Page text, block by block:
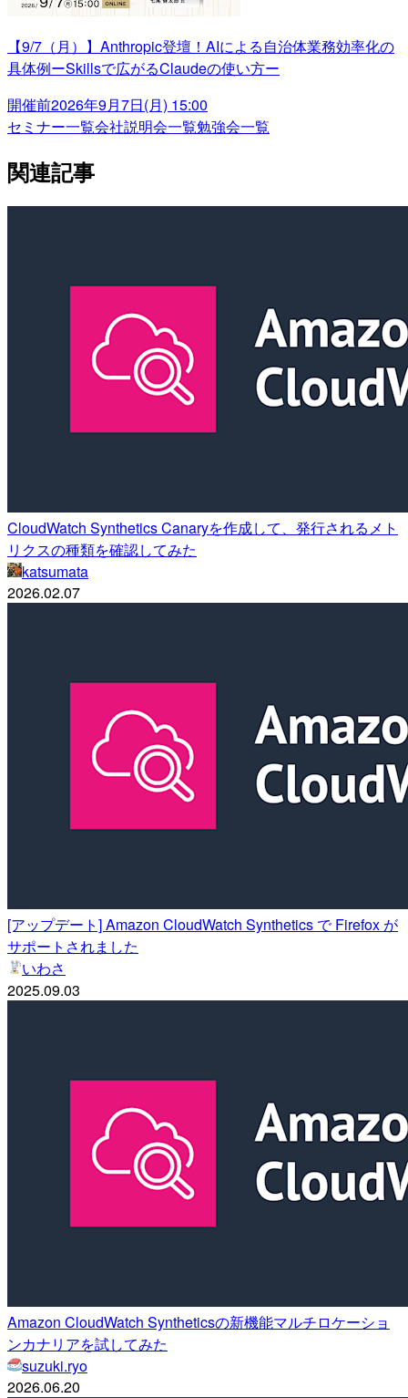
【9/7（月）】Anthropic登壇！AIによる自治体業務効率化の
具体例ーSkillsで広がるClaudeの使い方ー
開催前2026年9月7日(月) 15:00
セミナー一覧会社説明会一覧勉強会一覧
関連記事
CloudWatch Synthetics Canaryを作成して、発行されるメト
リクスの種類を確認してみた
katsumata
2026.02.07
[アップデート] Amazon CloudWatch Synthetics で Firefox が
サポートされました
いわさ
2025.09.03
Amazon CloudWatch Syntheticsの新機能マルチロケーショ
ンカナリアを試してみた
suzuki.ryo
2026.06.20